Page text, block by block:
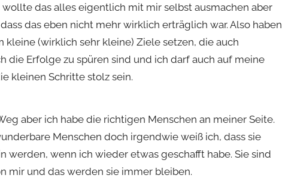
das alles eigentlich mit mir selbst ausmachen aber
das eben nicht mehr wirklich erträglich war. Also haben
(wirklich sehr kleine) Ziele setzen, die auch
die Erfolge zu spüren sind und ich darf auch auf meine
kleinen Schritte stolz sein.
aber ich habe die richtigen Menschen an meiner Seite.
Menschen doch irgendwie weiß ich, dass sie
werden, wenn ich wieder etwas geschafft habe. Sie sind
mir und das werden sie immer bleiben.